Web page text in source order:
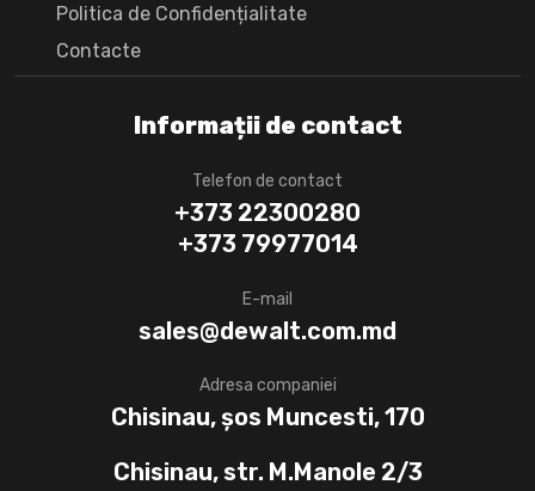
Informații de contact
Telefon de contact
+373 22300280
+373 79977014
E-mail
sales@dewalt.com.md
Adresa companiei
Chisinau, șos Muncesti, 170
Chisinau, str. M.Manole 2/3
Politica de Confidențialitate
Сontacte